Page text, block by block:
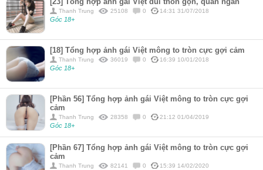
Thanh Trung 25108 0 14:31 31/07/2018
Góc 18+
[18] Tổng hợp ảnh gái Việt mông to tròn cực gợi cảm
Thanh Trung 36019 0 16:39 10/01/2018
Góc 18+
[Phần 56] Tổng hợp ảnh gái Việt mông to tròn cực gợi
cảm
Thanh Trung 28358 0 21:12 01/04/2019
Góc 18+
[Phần 67] Tổng hợp ảnh gái Việt mông to tròn cực gợi
cảm
Thanh Trung 82141 0 15:39 14/02/2020